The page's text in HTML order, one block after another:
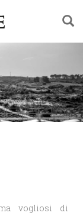
vogliosi di